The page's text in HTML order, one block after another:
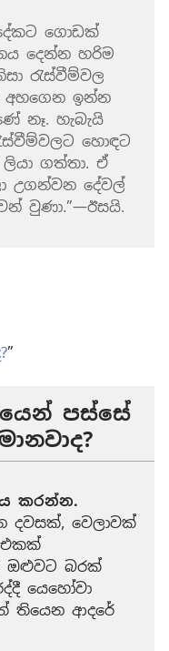
ගොඩක්
දෙන්න හරිම
රැස්වීම්වල
අහගෙන ඉන්න
නෑ. හැබැයි
හොඳට
ගත්තා. ඒ
උගන්වන දේවල්
වුණා.”—ඊසයි.
”
පස්සේ
කරන්න.
දවසක්, වෙලාවක්
එකක්
ඔළුවට බරක්
යෙහෝවා
තියෙන ආදරේ